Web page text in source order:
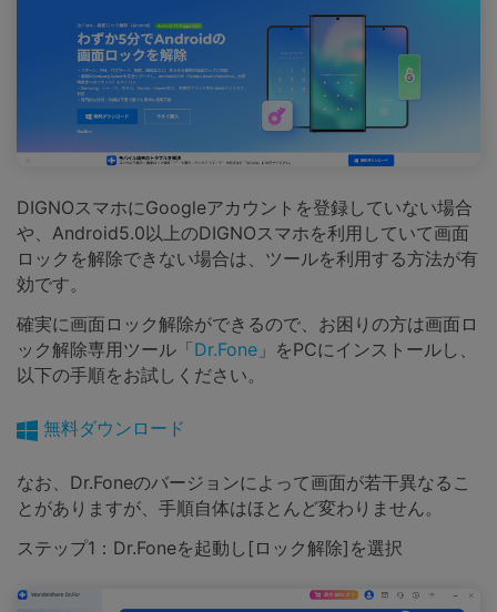
DIGNOスマホにGoogleアカウントを登録していない場合
や、Android5.0以上のDIGNOスマホを利用していて画面
ロックを解除できない場合は、ツールを利用する方法が有
効です。
確実に画面ロック解除ができるので、お困りの方は画面ロ
ック解除専用ツール「Dr.Fone 」をPCにインストールし、
以下の手順をお試しください。
無料ダウンロード
なお、Dr.Foneのバージョンによって画面が若干異なるこ
とがありますが、手順自体はほとんど変わりません。
ステップ1：Dr.Foneを起動し[ロック解除]を選択